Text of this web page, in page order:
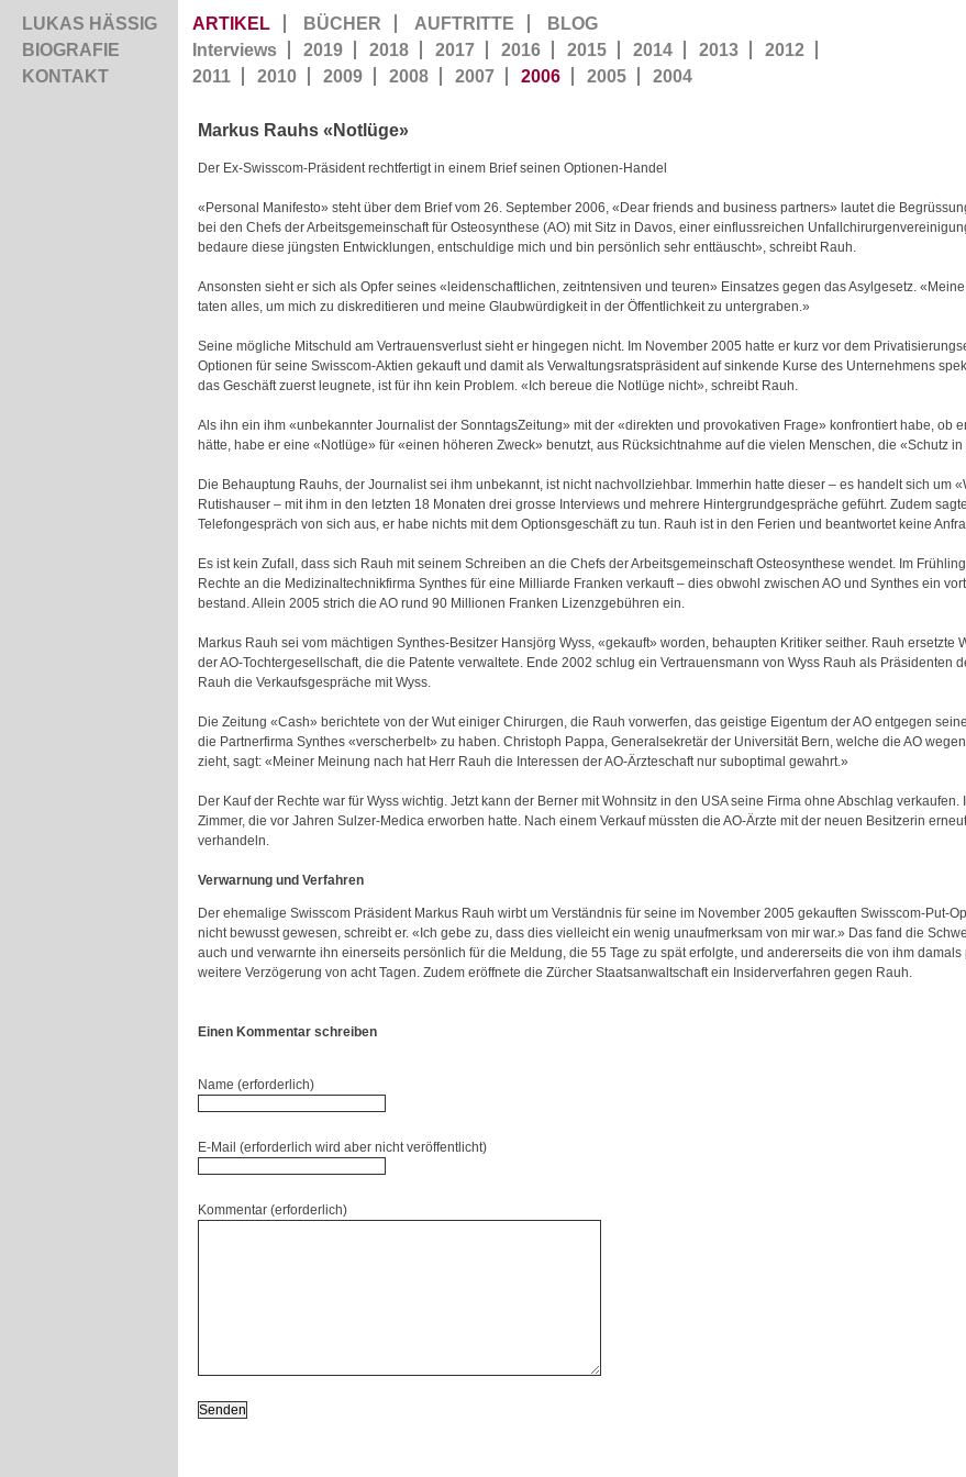
LUKAS HÄSSIG
BIOGRAFIE
KONTAKT
ARTIKEL BÜCHER AUFTRITTE
BLOG
Interviews
2019 2018 2017 2016 2015 2014 2013
2012
2011
2010 2009 2008 2007 2006 2005 2004
Markus Rauhs «Notlüge»
Der Ex-Swisscom-Präsident rechtfertigt in einem Brief seinen Optionen-Handel
«Personal Manifesto» steht über dem Brief vom 26. September 2006, «Dear friends and business partners» lautet die
bei den Chefs der Arbeitsgemeinschaft für Osteosynthese (AO) mit Sitz in Davos, einer einflussreichen
bedaure diese jüngsten Entwicklungen, entschuldige mich und bin persönlich sehr enttäuscht», schreibt Rauh.
Ansonsten sieht er sich als Opfer seines «leidenschaftlichen, zeitntensiven und teuren» Einsatzes gegen das Asylgesetz.
taten alles, um mich zu diskreditieren und meine Glaubwürdigkeit in der Öffentlichkeit zu untergraben.»
Seine mögliche Mitschuld am Vertrauensverlust sieht er hingegen nicht. Im November 2005 hatte er kurz vor dem
Optionen für seine Swisscom-Aktien gekauft und damit als Verwaltungsratspräsident auf sinkende Kurse des Unternehmens
das Geschäft zuerst leugnete, ist für ihn kein Problem. «Ich bereue die Notlüge nicht», schreibt Rauh.
Als ihn ein ihm «unbekannter Journalist der SonntagsZeitung» mit der «direkten und provokativen Frage» konfrontiert habe, ob
hätte, habe er eine «Notlüge» für «einen höheren Zweck» benutzt, aus Rücksichtnahme auf die vielen Menschen, die «Schutz
Die Behauptung Rauhs, der Journalist sei ihm unbekannt, ist nicht nachvollziehbar. Immerhin hatte dieser – es handelt sich um
Rutishauser – mit ihm in den letzten 18 Monaten drei grosse Interviews und mehrere Hintergrundgespräche geführt. Zudem
Telefongespräch von sich aus, er habe nichts mit dem Optionsgeschäft zu tun. Rauh ist in den Ferien und beantwortet keine
Es ist kein Zufall, dass sich Rauh mit seinem Schreiben an die Chefs der Arbeitsgemeinschaft Osteosynthese wendet. Im
Rechte an die Medizinaltechnikfirma Synthes für eine Milliarde Franken verkauft – dies obwohl zwischen AO und Synthes ein
bestand. Allein 2005 strich die AO rund 90 Millionen Franken Lizenzgebühren ein.
Markus Rauh sei vom mächtigen Synthes-Besitzer Hansjörg Wyss, «gekauft» worden, behaupten Kritiker seither. Rauh ersetzte
der AO-Tochtergesellschaft, die die Patente verwaltete. Ende 2002 schlug ein Vertrauensmann von Wyss Rauh als Präsidenten
Rauh die Verkaufsgespräche mit Wyss.
Die Zeitung «Cash» berichtete von der Wut einiger Chirurgen, die Rauh vorwerfen, das geistige Eigentum der AO entgegen
die Partnerfirma Synthes «verscherbelt» zu haben. Christoph Pappa, Generalsekretär der Universität Bern, welche die AO
zieht, sagt: «Meiner Meinung nach hat Herr Rauh die Interessen der AO-Ärzteschaft nur suboptimal gewahrt.»
Der Kauf der Rechte war für Wyss wichtig. Jetzt kann der Berner mit Wohnsitz in den USA seine Firma ohne Abschlag verkaufen.
Zimmer, die vor Jahren Sulzer-Medica erworben hatte. Nach einem Verkauf müssten die AO-Ärzte mit der neuen Besitzerin
verhandeln.
Verwarnung und Verfahren
Der ehemalige Swisscom Präsident Markus Rauh wirbt um Verständnis für seine im November 2005 gekauften Swisscom-Put-
nicht bewusst gewesen, schreibt er. «Ich gebe zu, dass dies vielleicht ein wenig unaufmerksam von mir war.» Das fand die
auch und verwarnte ihn einerseits persönlich für die Meldung, die 55 Tage zu spät erfolgte, und andererseits die von ihm
weitere Verzögerung von acht Tagen. Zudem eröffnete die Zürcher Staatsanwaltschaft ein Insiderverfahren gegen Rauh.
Einen Kommentar schreiben
Name (erforderlich)
E-Mail (erforderlich wird aber nicht veröffentlicht)
Kommentar (erforderlich)